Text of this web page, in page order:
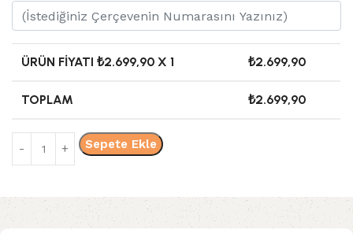
ÜRÜN FIYATI ₺2.699,90 X 1 ₺2.699,90
TOPLAM ₺2.699,90
Sepete Ekle